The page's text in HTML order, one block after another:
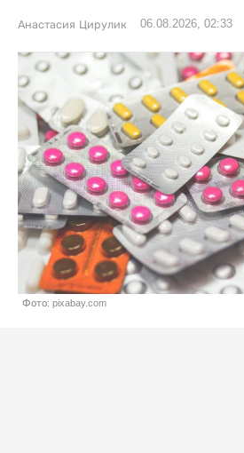
Анастасия Цирулик 06.08.2026, 02:33
Фото: pixabay.com